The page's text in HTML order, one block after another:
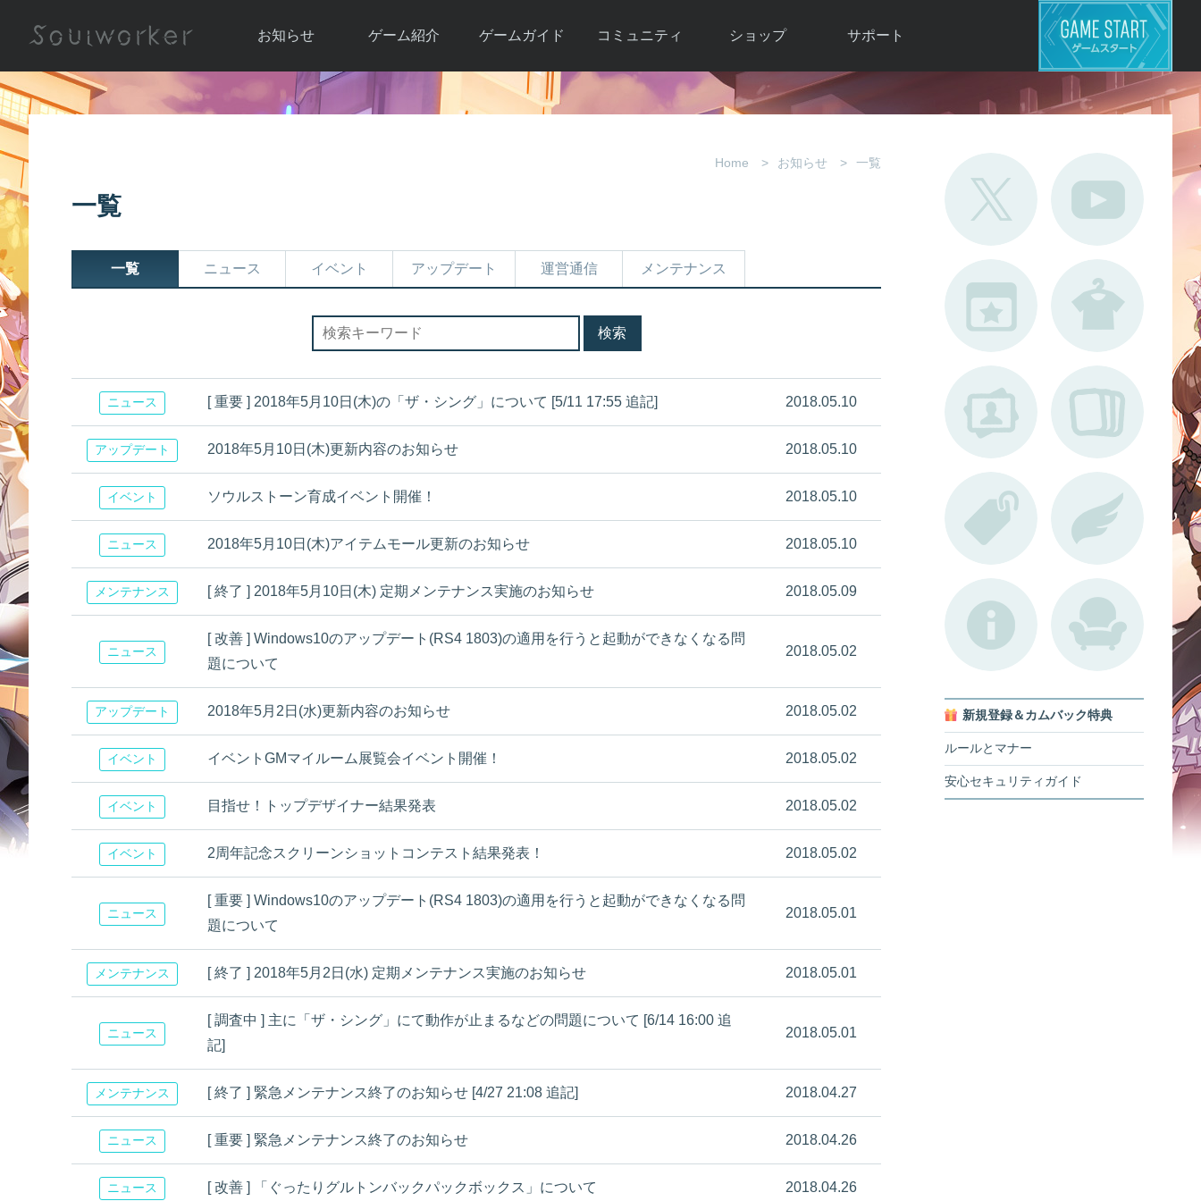
お知らせ
お知らせ一覧
ゲーム紹介
ソウルワーカー
ゲームガイド
ガイド総合もく
コミュニティ
自由掲示板
ショップ
Y.Pの購入
アイテムカタロ
サポート
よくある質問
不具合対応状況
Home お知らせ 一覧
一覧
一覧 ニュース イベント アップデート 運営通信 メンテナンス
ニュース [ 重要 ] 2018年5月10日(木)の「ザ・シング」について [5/11 17:55 追記] 2018.05.10
アップデート 2018年5月10日(木)更新内容のお知らせ 2018.05.10
イベント ソウルストーン育成イベント開催！ 2018.05.10
ニュース 2018年5月10日(木)アイテムモール更新のお知らせ 2018.05.10
メンテナンス [ 終了 ] 2018年5月10日(木) 定期メンテナンス実施のお知らせ 2018.05.09
ニュース
[ 改善 ] Windows10のアップデート(RS4 1803)の適用を行うと起動ができなくなる問
題について
2018.05.02
アップデート 2018年5月2日(水)更新内容のお知らせ 2018.05.02
イベント イベントGMマイルーム展覧会イベント開催！ 2018.05.02
イベント 目指せ！トップデザイナー結果発表 2018.05.02
イベント 2周年記念スクリーンショットコンテスト結果発表！ 2018.05.02
ニュース
[ 重要 ] Windows10のアップデート(RS4 1803)の適用を行うと起動ができなくなる問
題について
2018.05.01
メンテナンス [ 終了 ] 2018年5月2日(水) 定期メンテナンス実施のお知らせ 2018.05.01
ニュース
[ 調査中 ] 主に「ザ・シング」にて動作が止まるなどの問題について [6/14 16:00 追
記]
2018.05.01
メンテナンス [ 終了 ] 緊急メンテナンス終了のお知らせ [4/27 21:08 追記] 2018.04.27
ニュース [ 重要 ] 緊急メンテナンス終了のお知らせ 2018.04.26
ニュース [ 改善 ] 「ぐったりグルトンバックパックボックス」について 2018.04.26
新規登録＆カムバック特典
ルールとマナー
安心セキュリティガイド